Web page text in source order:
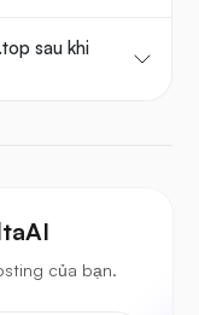
sau khi
của bạn.